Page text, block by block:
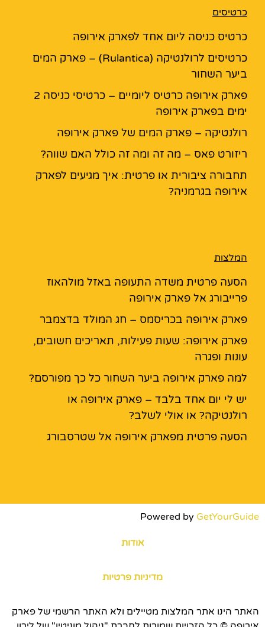
כרטיסים
כרטיס כניסה ליום אחד לפארק אירופה
כרטיסים לרולנטיקה (Rulantica) – פארק המים
ביער השחור
פארק אירופה כרטיס ליומיים – כרטיסי כניסה 2
ימים בפארק אירופה
רולנטיקה – פארק המים של פארק אירופה
ריזורט פאס – מה זה ומה זה כולל האם שווה?
תחבורה ציבורית או פרטית: איך מגיעים לפארק
אירופה בגרמניה?
המלצות
הסעה פרטית משדה התעופה באזל מולהאוז
פרייבורג אל פארק אירופה
פארק אירופה בכריסמס – חג המולד בדצמבר
פארק אירופה: שעות פעילות, תאריכים חשובים,
עונות ופגרה
למה פארק אירופה ביער השחור כל כך מפורסם?
יש לי יום אחד בלבד – פארק אירופה או
רולנטיקה? או אולי לשלב?
הסעה פרטית מפארק אירופה אל שטרסבורג
Powered by GetYourGuide
אודות
מדיניות פרטיות
האתר הינו אתר המלצות מטיילים ולא האתר הרשמי של פארק